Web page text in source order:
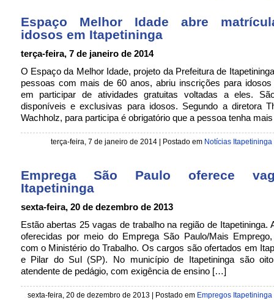
Espaço Melhor Idade abre
idosos em Itapetininga
terça-feira, 7 de janeiro de 2014
O Espaço da Melhor Idade, projeto da Prefeitura de
pessoas com mais de 60 anos, abriu inscrições para idosos
em participar de atividades gratuitas voltadas a eles.
disponíveis e exclusivas para idosos. Segundo a diretora
Wachholz, para participa é obrigatório que a pessoa tenha
terça-feira, 7 de janeiro de 2014 | Postado em Notícias Itapetininga
Emprega São Paulo oferece
Itapetininga
sexta-feira, 20 de dezembro de 2013
Estão abertas 25 vagas de trabalho na região de Itapetininga.
oferecidas por meio do Emprega São Paulo/Mais
com o Ministério do Trabalho. Os cargos são ofertados em
e Pilar do Sul (SP). No município de Itapetininga são
atendente de pedágio, com exigência de ensino […]
sexta-feira, 20 de dezembro de 2013 | Postado em Empregos Itapetininga